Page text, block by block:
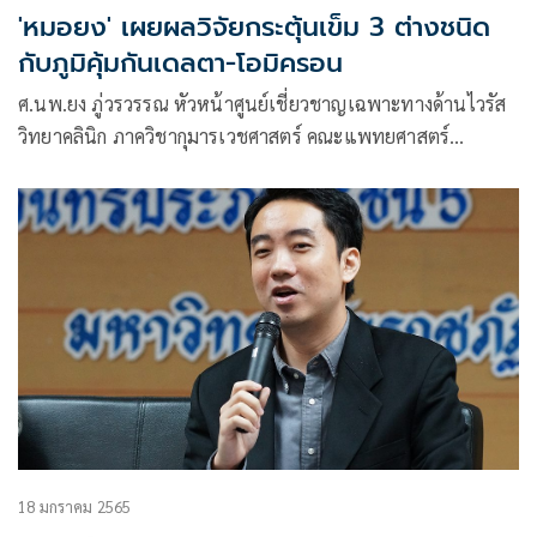
'หมอยง' เผยผลวิจัยกระตุ้นเข็ม 3 ต่างชนิด
กับภูมิคุ้มกันเดลตา-โอมิครอน
ศ.นพ.ยง ภู่วรวรรณ หัวหน้าศูนย์เชี่ยวชาญเฉพาะทางด้านไวรัส
วิทยาคลินิก ภาควิชากุมารเวชศาสตร์ คณะแพทยศาสตร์
วิด-19 การกระตุ้นเข็ม 3
18 มกราคม 2565